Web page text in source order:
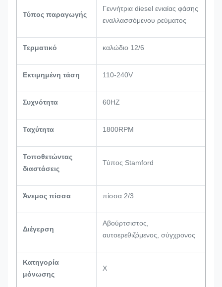
Τύπος παραγωγής
Γεννήτρια diesel ενιαίας φάσης
εναλλασσόμενου ρεύματος
Τερματικό καλώδιο 12/6
Εκτιμημένη τάση 110-240V
Συχνότητα 60HZ
Ταχύτητα 1800RPM
Τοποθετώντας
διαστάσεις
Τύπος Stamford
Άνεμος πίσσα πίσσα 2/3
Διέγερση
Αβούρτσιστος,
αυτοερεθιζόμενος, σύγχρονος
Κατηγορία
μόνωσης
Χ